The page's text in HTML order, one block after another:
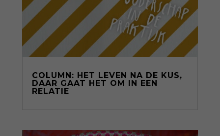
COLUMN: HET LEVEN NA DE KUS,
DAAR GAAT HET OM IN EEN
RELATIE